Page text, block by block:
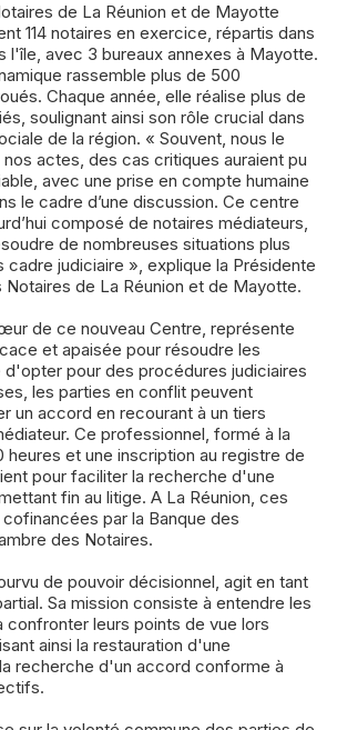
de La Réunion et de Mayotte
114 notaires en exercice, répartis dans
l'île, avec 3 bureaux annexes à Mayotte.
rassemble plus de 500
Chaque année, elle réalise plus de
soulignant ainsi son rôle crucial dans
de la région. « Souvent, nous le
actes, des cas critiques auraient pu
avec une prise en compte humaine
le cadre d’une discussion. Ce centre
composé de notaires médiateurs,
de nombreuses situations plus
cadre judiciaire », explique la Présidente
Notaires de La Réunion et de Mayotte.
de ce nouveau Centre, représente
et apaisée pour résoudre les
pour des procédures judiciaires
les parties en conflit peuvent
un accord en recourant à un tiers
Ce professionnel, formé à la
heures et une inscription au registre de
pour faciliter la recherche d'une
fin au litige. A La Réunion, ces
par la Banque des
des Notaires.
de pouvoir décisionnel, agit en tant
Sa mission consiste à entendre les
confronter leurs points de vue lors
ainsi la restauration d'une
recherche d'un accord conforme à